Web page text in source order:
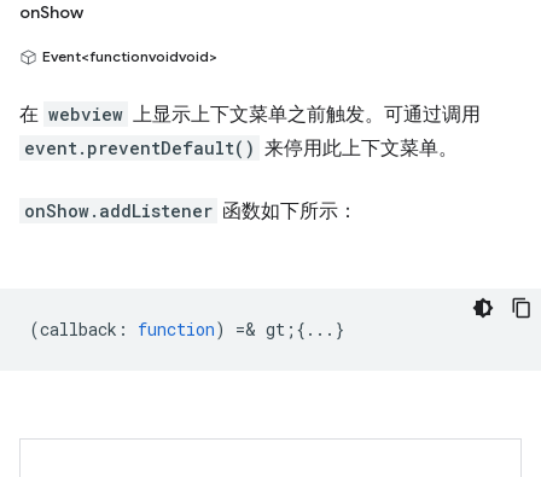
onShow
Event<functionvoidvoid>
在 webview 上显示上下文菜单之前触发。可通过调用
event.preventDefault() 来停用此上下文菜单。
onShow.addListener 函数如下所示：
(callback : function) =& gt;{...}